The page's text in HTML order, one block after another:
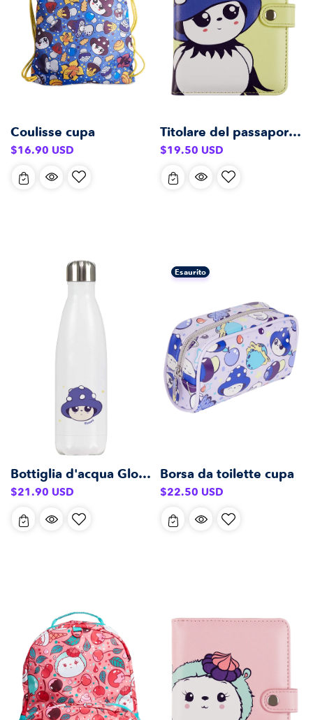
Coulisse cupa
Prezzo
listino
$16.90 USD
Titolare del passaporto cupo
Prezzo
listino
$19.50 USD
Bottiglia d'acqua Gloomy Steel (500 ml)
Prezzo
listino
$21.90 USD
Esaurito
Borsa da toilette cupa
Prezzo
listino
$22.50 USD